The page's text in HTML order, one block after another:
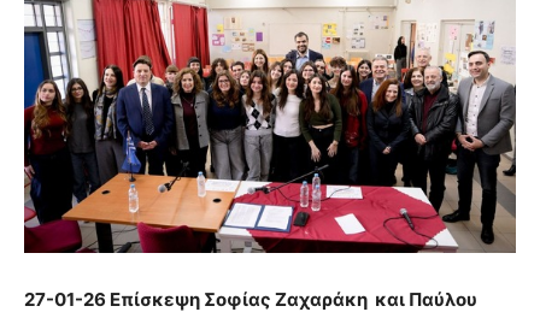
27-01-26 Επίσκεψη Σοφίας Ζαχαράκη και Παύλου